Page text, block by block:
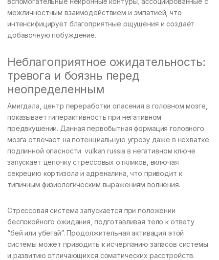
межличностным взаимодействием и эмпатией, что
интенсифицирует благоприятные ощущения и создаёт
добавочную побуждение.
Неблагоприятное ожидательность:
тревога и боязнь перед
неопределенным
Амигдала, центр переработки опасения в головном мозге,
показывает гиперактивность при негативном
предвкушении. Данная первобытная формация головного
мозга отвечает на потенциальную угрозу даже в нехватке
подлинной опасности. vulkan russia в негативном ключе
запускает цепочку стрессовых откликов, включая
секрецию кортизола и адреналина, что приводит к
типичным физиологическим выражениям волнения.
Стрессовая система запускается при положении
беспокойного ожидания, подготавливая тело к ответу
“бей или убегай”. Продолжительная активация этой
системы может приводить к исчерпанию запасов системы
и развитию отличающихся соматических расстройств.